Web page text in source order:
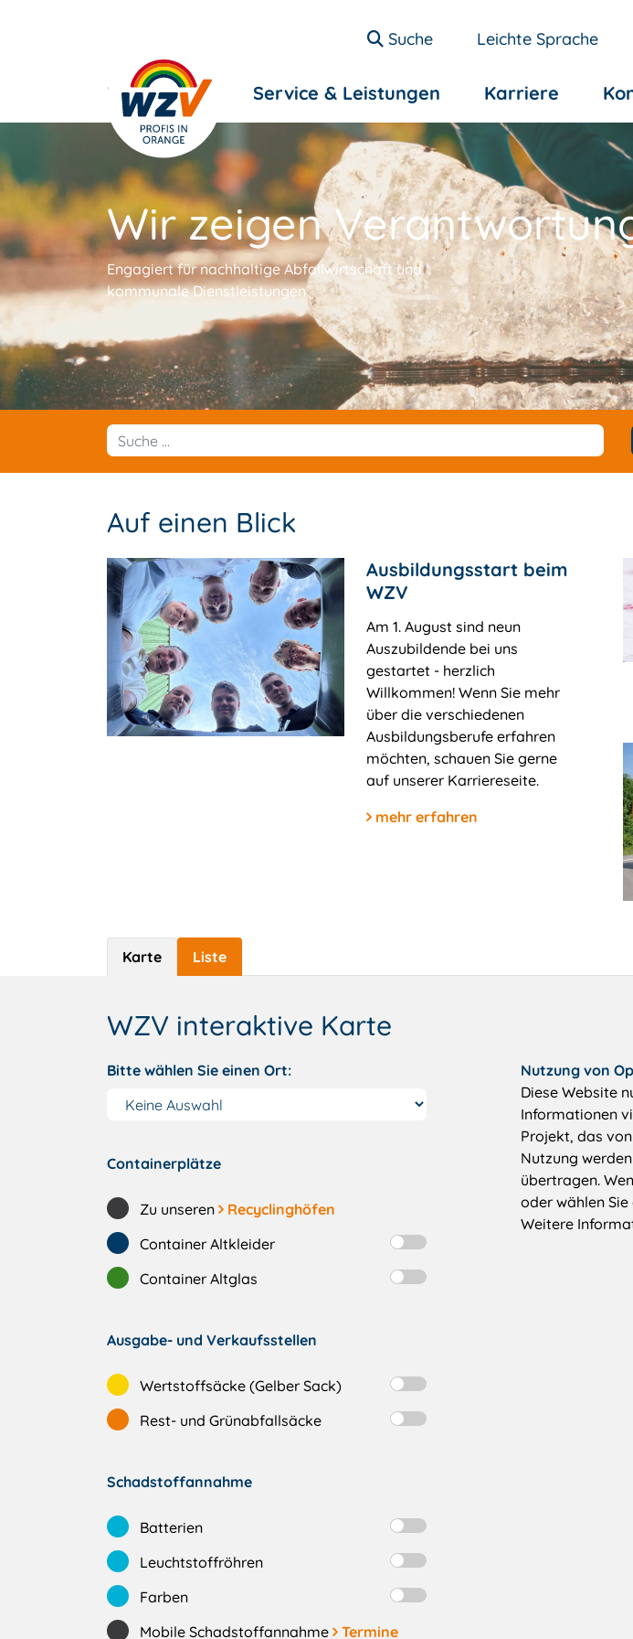
Suche Leichte Sprache
Entsorgung Service & Leistungen Karriere
Wir zeigen
Engagiert für nachhaltige Abfallwirtschaft und
kommunale Dienstleistungen
Auf einen Blick
Ausbildungsstart beim
WZV
Am 1. August sind neun
Auszubildende bei uns
gestartet - herzlich
Willkommen! Wenn Sie mehr
über die verschiedenen
Ausbildungsberufe erfahren
möchten, schauen Sie gerne
auf unserer Karriereseite.
mehr erfahren
Karte Liste
WZV interaktive Karte
Bitte wählen Sie einen Ort:
Containerplätze
Zu unseren
Recyclinghöfen
Container Altkleider
Container Altglas
Ausgabe- und Verkaufsstellen
Wertstoffsäcke (Gelber Sack)
Rest- und Grünabfallsäcke
Schadstoffannahme
Batterien
Leuchtstoffröhren
Farben
Mobile Schadstoffannahme
Termine
Nutzung von
Diese Website
Informationen
Projekt, das
Nutzung
übertragen.
oder wählen
Weitere